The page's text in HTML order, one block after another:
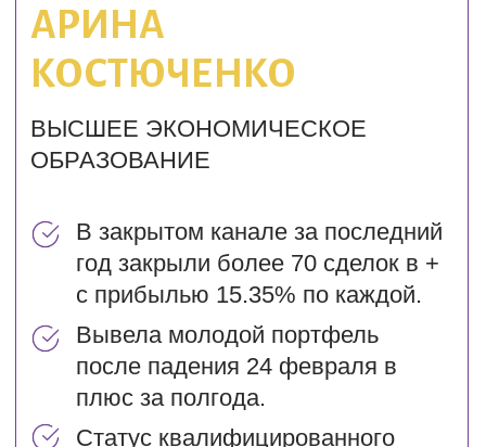
для инвесторов разных уровней: от
совсем новичков, до опытных.
Марафон будет проходить в
прямом эфире. А это мгновенная
обратная связь. Также будет
доступна запись на 1-2 дня.